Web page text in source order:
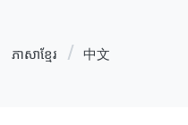
ភាសាខ្មែរ 中文